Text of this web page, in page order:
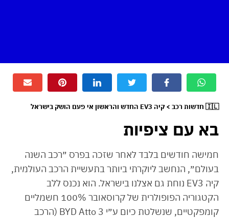
🇮🇱 חדשות רכב > קיה EV3 החדש והראשון אי פעם הושק בישראל
בא עם ציפיות
חמישה חודשים בלבד לאחר שזכה בפרס ״רכב השנה
בעולם״, הנחשב ליוקרתי ביותר בתעשיית הרכב העולמית,
קיה EV3 נוחת גם אצלנו בישראל. הוא נכנס ללב
הקטגוריה הפופולרית של קרוסאובר 100% חשמליים
קומפקטיים, שנשלטת כיום ע״י BYD Atto 3 (הרכב